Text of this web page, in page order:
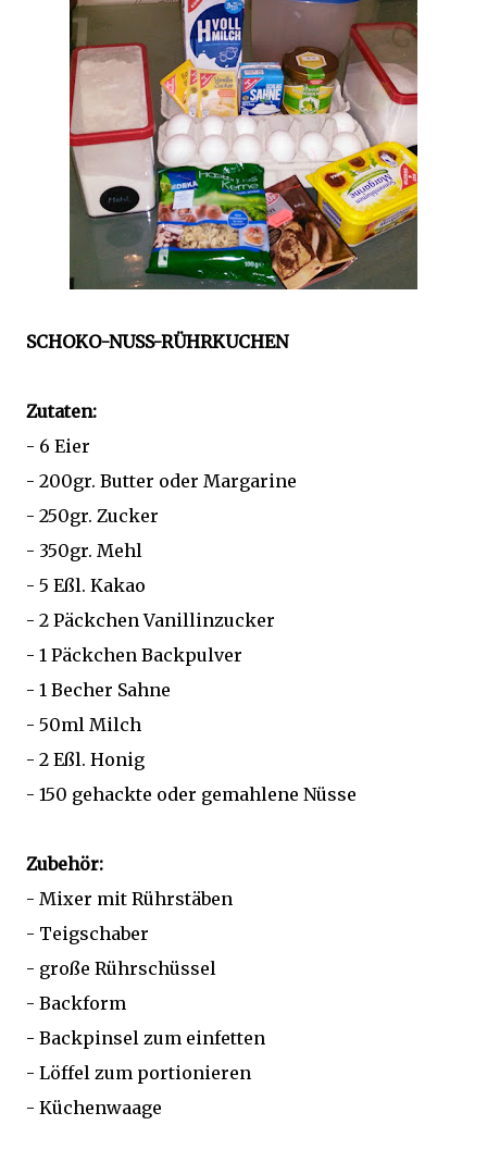
SCHOKO-NUSS-RÜHRKUCHEN
Zutaten:
- 6 Eier
- 200gr. Butter oder Margarine
- 250gr. Zucker
- 350gr. Mehl
- 5 Eßl. Kakao
- 2 Päckchen Vanillinzucker
- 1 Päckchen Backpulver
- 1 Becher Sahne
- 50ml Milch
- 2 Eßl. Honig
- 150 gehackte oder gemahlene Nüsse
Zubehör:
- Mixer mit Rührstäben
- Teigschaber
- große Rührschüssel
- Backform
- Backpinsel zum einfetten
- Löffel zum portionieren
- Küchenwaage